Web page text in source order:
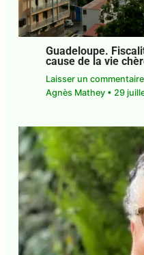
Laisser un commentaire
ParAgnès Mathey•29